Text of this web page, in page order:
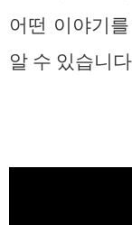
어떤 이야기
알 수 있습니